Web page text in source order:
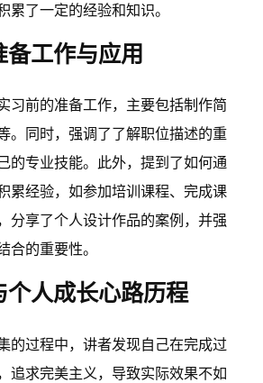
累了一定的经验和知识。
工作与应用
习前的准备工作，主要包括制作简
。同时，强调了了解职位描述的重
的专业技能。此外，提到了如何通
累经验，如参加培训课程、完成课
分享了个人设计作品的案例，并强
合的重要性。
个人成长心路历程
的过程中，讲者发现自己在完成过
追求完美主义，导致实际效果不如